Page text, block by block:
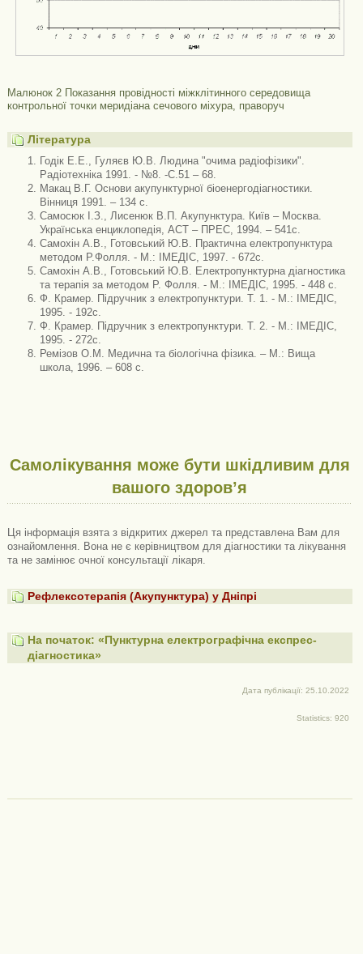
Малюнок 2 Показання провідності міжклітинного середовища
контрольної точки меридіана сечового міхура, праворуч
Література
Годік Е.Е., Гуляєв Ю.В. Людина "очима радіофізики".
Радіотехніка 1991. - №8. -С.51 – 68.
Макац В.Г. Основи акупунктурної біоенергодіагностики.
Вінниця 1991. – 134 с.
Самосюк І.З., Лисенюк В.П. Акупунктура. Київ – Москва.
Українська енциклопедія, АСТ – ПРЕС, 1994. – 541с.
Самохін А.В., Готовський Ю.В. Практична електропунктура
методом Р.Фолля. - М.: ІМЕДІС, 1997. - 672с.
Самохін А.В., Готовський Ю.В. Електропунктурна діагностика
та терапія за методом Р. Фолля. - М.: ІМЕДІС, 1995. - 448 с.
Ф. Крамер. Підручник з електропунктури. Т. 1. - М.: ІМЕДІС,
1995. - 192с.
Ф. Крамер. Підручник з електропунктури. Т. 2. - М.: ІМЕДІС,
1995. - 272с.
Ремізов О.М. Медична та біологічна фізика. – М.: Вища
школа, 1996. – 608 с.
Самолікування може бути шкідливим для
вашого здоров’я
Ця інформація взята з відкритих джерел та представлена ​​Вам для
ознайомлення. Вона не є керівництвом для діагностики та лікування
та не замінює очної консультації лікаря.
Рефлексотерапія (Акупунктура) у Дніпрі
На початок: «Пунктурна електрографічна експрес-
діагностика»
Дата публікації: 25.10.2022
Statistics: 920